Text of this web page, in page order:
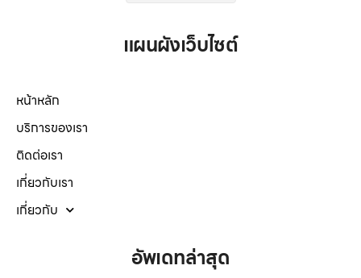
แผนผังเว็บไซต์
หน้าหลัก
บริการของเรา
ติดต่อเรา
เกี่ยวกับเรา
เกี่ยวกับ
อัพเดทล่าสุด